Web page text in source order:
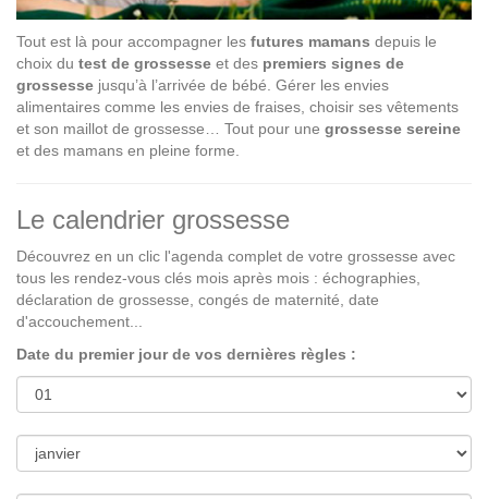
Tout est là pour accompagner les futures mamans depuis le
choix du test de grossesse et des premiers signes de
grossesse jusqu’à l’arrivée de bébé. Gérer les envies
alimentaires comme les envies de fraises, choisir ses vêtements
et son maillot de grossesse… Tout pour une grossesse sereine
et des mamans en pleine forme.
Le calendrier grossesse
Découvrez en un clic l'agenda complet de votre grossesse avec
tous les rendez-vous clés mois après mois : échographies,
déclaration de grossesse, congés de maternité, date
d'accouchement...
Date du premier jour de vos dernières règles :